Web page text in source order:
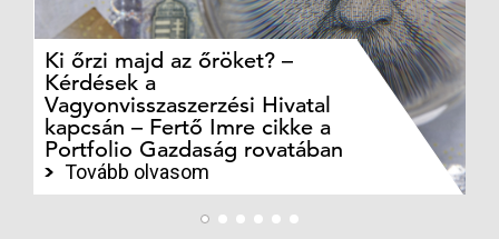
Ki őrzi majd az őröket? –
Kérdések a
Vagyonvisszaszerzési Hivatal
kapcsán – Fertő Imre cikke a
Portfolio Gazdaság rovatában
Tovább olvasom